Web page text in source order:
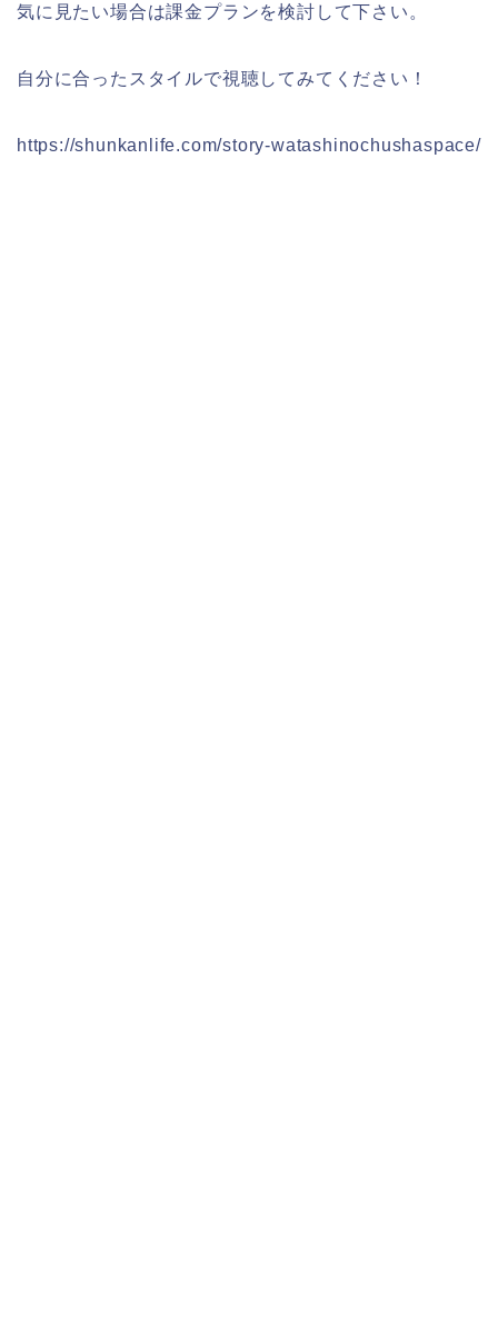
気に見たい場合は課金プランを検討して下さい。
自分に合ったスタイルで視聴してみてください！
https://shunkanlife.com/story-watashinochushaspace/